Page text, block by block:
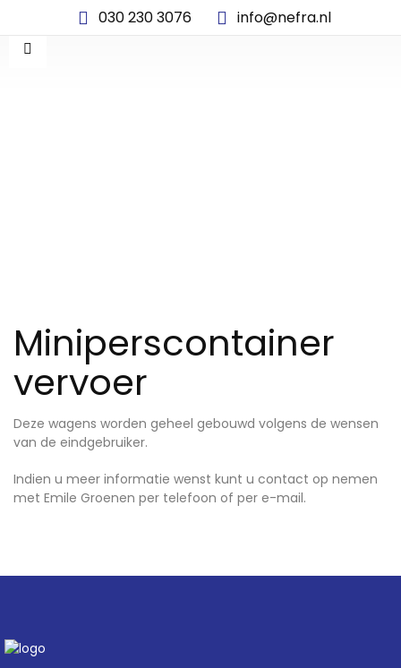
030 230 3076 info@nefra.nl
Miniperscontainer
vervoer
Deze wagens worden geheel gebouwd volgens de wensen
van de eindgebruiker.
Indien u meer informatie wenst kunt u contact op nemen
met Emile Groenen per telefoon of per e-mail.